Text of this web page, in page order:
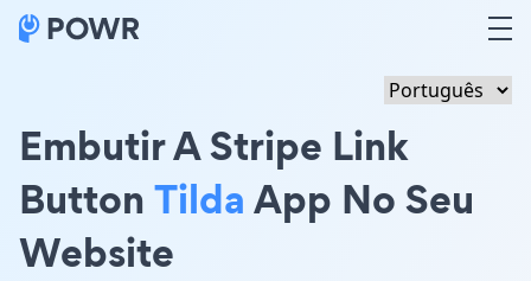
Embutir A Stripe Link
ButtonTildaApp No Seu
Website